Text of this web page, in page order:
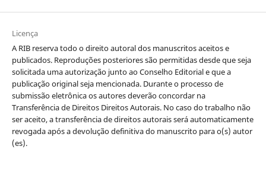
Licença
A RIB reserva todo o direito autoral dos manuscritos aceitos e
publicados. Reproduções posteriores são permitidas desde que seja
solicitada uma autorização junto ao Conselho Editorial e que a
publicação original seja mencionada. Durante o processo de
submissão eletrônica os autores deverão concordar na
Transferência de Direitos Direitos Autorais. No caso do trabalho não
ser aceito, a transferência de direitos autorais será automaticamente
revogada após a devolução definitiva do manuscrito para o(s) autor
(es).